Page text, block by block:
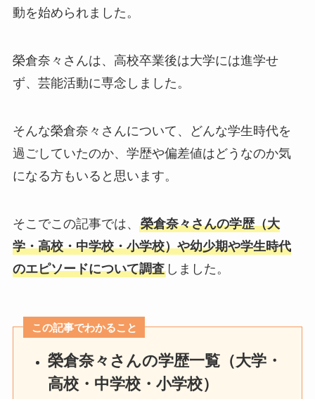
動を始められました。
榮倉奈々さんは、高校卒業後は大学には進学せ
ず、芸能活動に専念しました。
そんな榮倉奈々さんについて、どんな学生時代を
過ごしていたのか、学歴や偏差値はどうなのか気
になる方もいると思います。
そこでこの記事では、 榮倉奈々さんの学歴（大
学・高校・中学校・小学校）や幼少期や学生時代
のエピソードについて調査しました。
この記事でわかること
榮倉奈々さんの学歴一覧（大学・
高校・中学校・小学校）